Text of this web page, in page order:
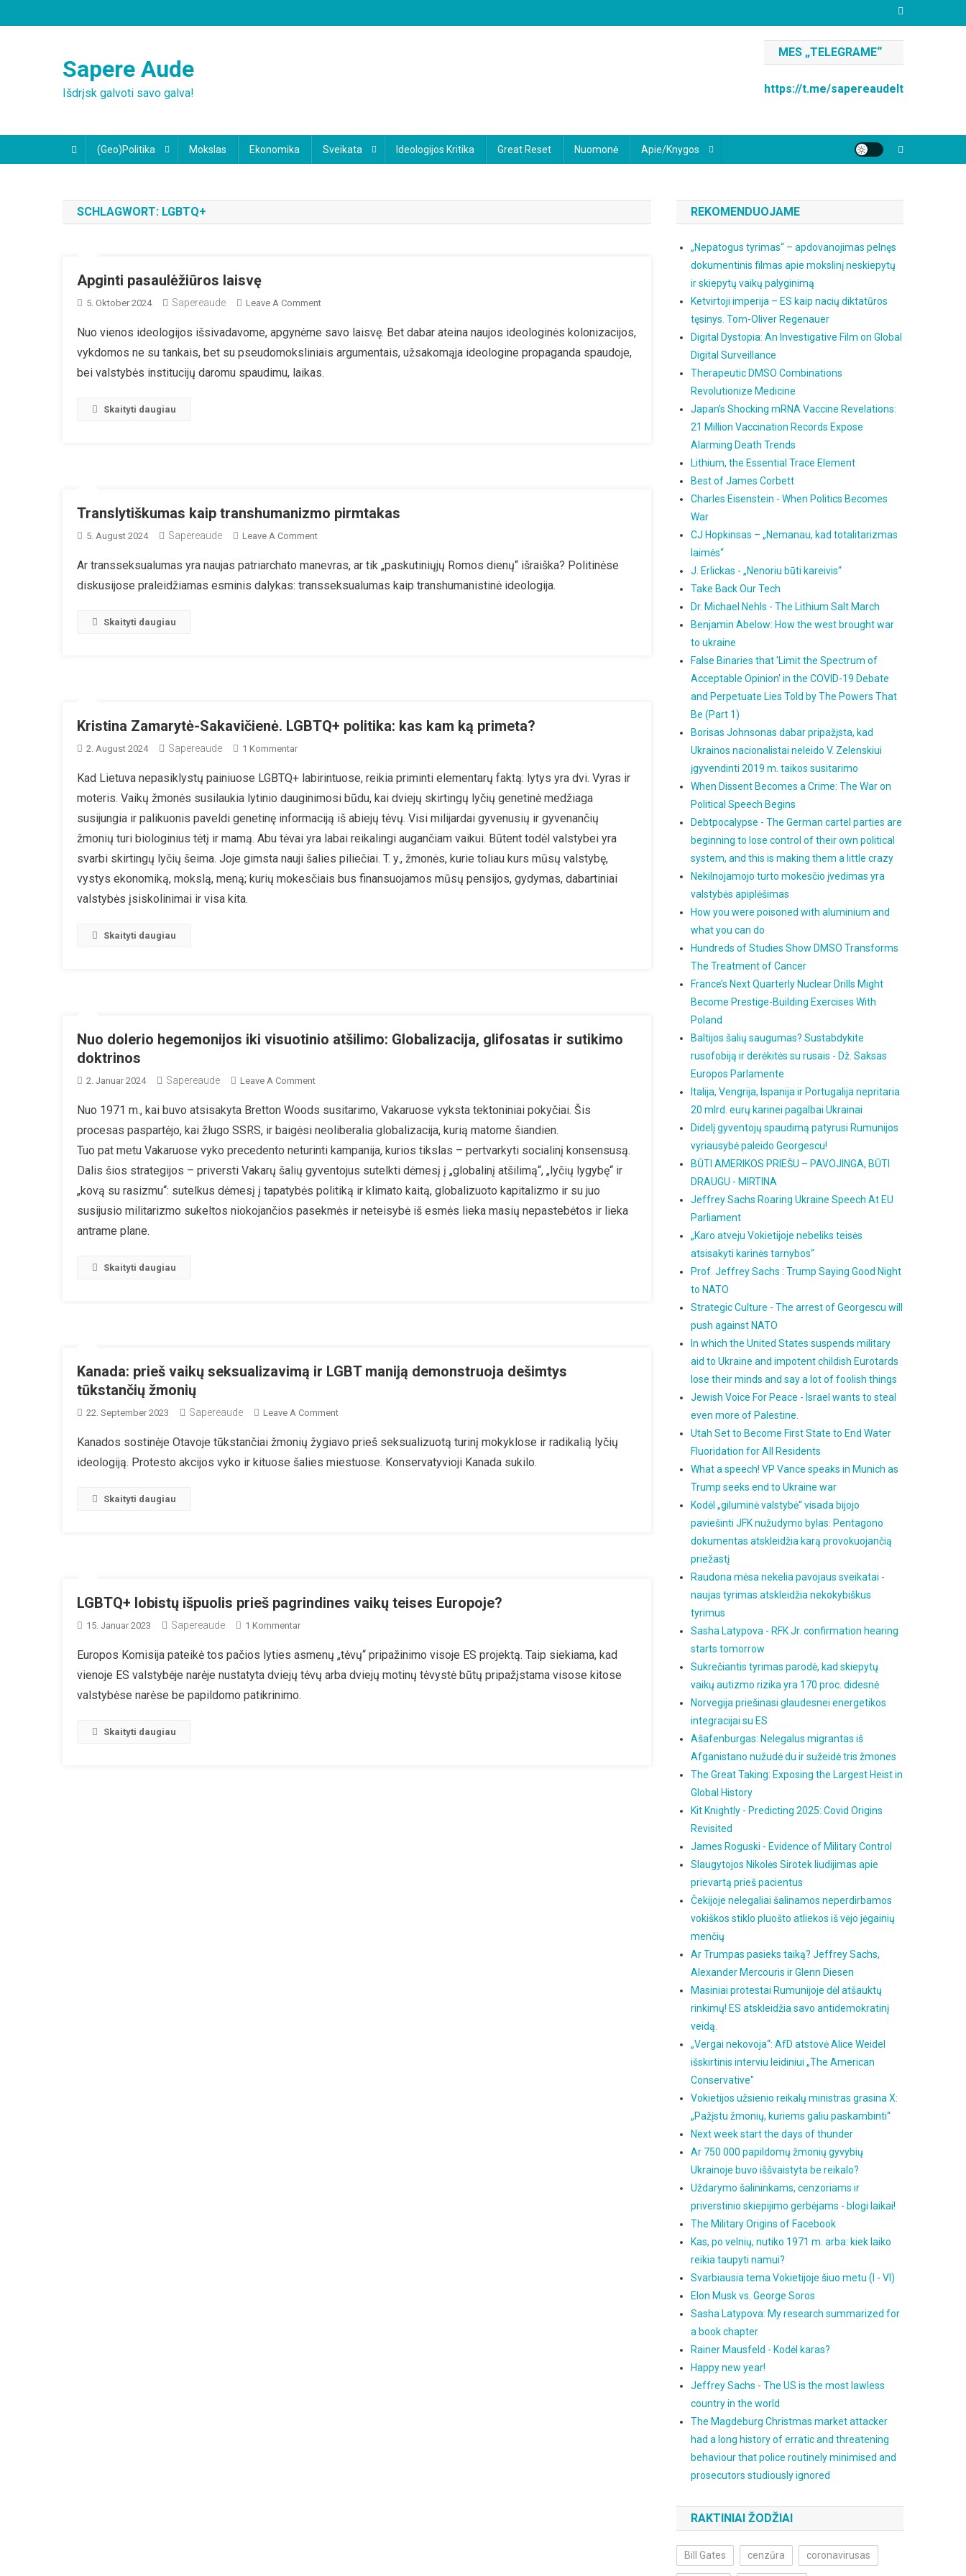
to
Sapere Aude
Išdrįsk galvoti savo galva!
MES „TELEGRAME“
https://t.me/sapereaudelt
(Geo)Politika Mokslas Ekonomika Sveikata Ideologijos Kritika Great Reset Nuomonė Apie/knygos
SCHLAGWORT: LGBTQ+
Apginti pasaulėžiūros laisvę
5. Oktober 2024 Sapereaude Leave A CommentOn
Pasaulėžiūros
Laisvę
Nuo vienos ideologijos išsivadavome, apgynėme savo laisvę. Bet dabar ateina naujos ideologinės kolonizacijos,
vykdomos ne su tankais, bet su pseudomoksliniais argumentais, užsakomąja ideologine propaganda spaudoje,
bei valstybės institucijų daromu spaudimu, laikas.
Skaityti daugiau
Translytiškumas kaip transhumanizmo pirmtakas
5. August 2024 Sapereaude Leave A CommentOn
Kaip
Transhumanizmo
Ar transseksualumas yra naujas patriarchato manevras, ar tik „paskutiniųjų Romos dienų“ išraiška? Politinėse
diskusijose praleidžiamas esminis dalykas: transseksualumas kaip transhumanistinė ideologija.
Skaityti daugiau
Kristina Zamarytė-Sakavičienė. LGBTQ+ politika: kas kam ką primeta?
2. August 2024 Sapereaude 1 KommentarZu
Zamarytė-
Sakavičienė.
LGBTQ+
Kas
Kam
Ką
Kad Lietuva nepasiklystų painiuose LGBTQ+ labirintuose, reikia priminti elementarų faktą: lytys yra dvi. Vyras ir
moteris. Vaikų žmonės susilaukia lytinio dauginimosi būdu, kai dviejų skirtingų lyčių genetinė medžiaga
susijungia ir palikuonis paveldi genetinę informaciją iš abiejų tėvų. Visi milijardai gyvenusių ir gyvenančių
žmonių turi biologinius tėtį ir mamą. Abu tėvai yra labai reikalingi augančiam vaikui. Būtent todėl valstybei yra
svarbi skirtingų lyčių šeima. Joje gimsta nauji šalies piliečiai. T. y., žmonės, kurie toliau kurs mūsų valstybę,
vystys ekonomiką, mokslą, meną; kurių mokesčiais bus finansuojamos mūsų pensijos, gydymas, dabartiniai
valstybės įsiskolinimai ir visa kita.
Skaityti daugiau
Nuo dolerio hegemonijos iki visuotinio atšilimo: Globalizacija, glifosatas ir sutikimo
doktrinos
2. Januar 2024 Sapereaude Leave A CommentOn
Dolerio
Hegemonijos
Iki
Atšilimo:
Globalizacija,
Glifosatas
Nuo 1971 m., kai buvo atsisakyta Bretton Woods susitarimo, Vakaruose vyksta tektoniniai pokyčiai. Šis
procesas paspartėjo, kai žlugo SSRS, ir baigėsi neoliberalia globalizacija, kurią matome šiandien.
Tuo pat metu Vakaruose vyko precedento neturinti kampanija, kurios tikslas – pertvarkyti socialinį konsensusą.
Dalis šios strategijos – priversti Vakarų šalių gyventojus sutelkti dėmesį į „globalinį atšilimą“, „lyčių lygybę“ ir
„kovą su rasizmu“: sutelkus dėmesį į tapatybės politiką ir klimato kaitą, globalizuoto kapitalizmo ir su juo
susijusio militarizmo sukeltos niokojančios pasekmės ir neteisybė iš esmės lieka masių nepastebėtos ir lieka
antrame plane.
Skaityti daugiau
Kanada: prieš vaikų seksualizavimą ir LGBT maniją demonstruoja dešimtys
tūkstančių žmonių
22. September 2023 Sapereaude Leave A CommentOn
Prieš
Vaikų
Kanados sostinėje Otavoje tūkstančiai žmonių žygiavo prieš seksualizuotą turinį mokyklose ir radikalią lyčių
ideologiją. Protesto akcijos vyko ir kituose šalies miestuose. Konservatyvioji Kanada sukilo.
Skaityti daugiau
LGBTQ+ lobistų išpuolis prieš pagrindines vaikų teises Europoje?
15. Januar 2023 Sapereaude 1 KommentarZu
Lobistų
Išpuolis
Europos Komisija pateikė tos pačios lyties asmenų „tėvų“ pripažinimo visoje ES projektą. Taip siekiama, kad
vienoje ES valstybėje narėje nustatyta dviejų tėvų arba dviejų motinų tėvystė būtų pripažįstama visose kitose
valstybėse narėse be papildomo patikrinimo.
Skaityti daugiau
REKOMENDUOJAME
„Nepatogus tyrimas“ – apdovanojimas pelnęs
dokumentinis filmas apie mokslinį neskiepytų
ir skiepytų vaikų palyginimą
Ketvirtoji imperija – ES kaip nacių diktatūros
tęsinys. Tom-Oliver Regenauer
Digital Dystopia: An Investigative Film on Global
Digital Surveillance
Therapeutic DMSO Combinations
Revolutionize Medicine
Japan’s Shocking mRNA Vaccine Revelations:
21 Million Vaccination Records Expose
Alarming Death Trends
Lithium, the Essential Trace Element
Best of James Corbett
Charles Eisenstein - When Politics Becomes
War
CJ Hopkinsas – „Nemanau, kad totalitarizmas
laimės“
J. Erlickas - „Nenoriu būti kareivis“
Take Back Our Tech
Dr. Michael Nehls - The Lithium Salt March
Benjamin Abelow: How the west brought war
to ukraine
False Binaries that 'Limit the Spectrum of
Acceptable Opinion' in the COVID-19 Debate
and Perpetuate Lies Told by The Powers That
Be (Part 1)
Borisas Johnsonas dabar pripažįsta, kad
Ukrainos nacionalistai neleido V. Zelenskiui
įgyvendinti 2019 m. taikos susitarimo
When Dissent Becomes a Crime: The War on
Political Speech Begins
Debtpocalypse - The German cartel parties are
beginning to lose control of their own political
system, and this is making them a little crazy
Nekilnojamojo turto mokesčio įvedimas yra
valstybės apiplėšimas
How you were poisoned with aluminium and
what you can do
Hundreds of Studies Show DMSO Transforms
The Treatment of Cancer
France’s Next Quarterly Nuclear Drills Might
Become Prestige-Building Exercises With
Poland
Baltijos šalių saugumas? Sustabdykite
rusofobiją ir derėkitės su rusais - Dž. Saksas
Europos Parlamente
Italija, Vengrija, Ispanija ir Portugalija nepritaria
20 mlrd. eurų karinei pagalbai Ukrainai
Didelį gyventojų spaudimą patyrusi Rumunijos
vyriausybė paleido Georgescu!
BŪTI AMERIKOS PRIEŠU – PAVOJINGA, BŪTI
DRAUGU - MIRTINA
Jeffrey Sachs Roaring Ukraine Speech At EU
Parliament
„Karo atveju Vokietijoje nebeliks teisės
atsisakyti karinės tarnybos“
Prof. Jeffrey Sachs : Trump Saying Good Night
to NATO
Strategic Culture - The arrest of Georgescu will
push against NATO
In which the United States suspends military
aid to Ukraine and impotent childish Eurotards
lose their minds and say a lot of foolish things
Jewish Voice For Peace - Israel wants to steal
even more of Palestine.
Utah Set to Become First State to End Water
Fluoridation for All Residents
What a speech! VP Vance speaks in Munich as
Trump seeks end to Ukraine war
Kodėl „giluminė valstybė“ visada bijojo
paviešinti JFK nužudymo bylas: Pentagono
dokumentas atskleidžia karą provokuojančią
priežastį
Raudona mėsa nekelia pavojaus sveikatai -
naujas tyrimas atskleidžia nekokybiškus
tyrimus
Sasha Latypova - RFK Jr. confirmation hearing
starts tomorrow
Sukrečiantis tyrimas parodė, kad skiepytų
vaikų autizmo rizika yra 170 proc. didesnė
Norvegija priešinasi glaudesnei energetikos
integracijai su ES
Ašafenburgas: Nelegalus migrantas iš
Afganistano nužudė du ir sužeidė tris žmones
The Great Taking: Exposing the Largest Heist in
Global History
Kit Knightly - Predicting 2025: Covid Origins
Revisited
James Roguski - Evidence of Military Control
Slaugytojos Nikolės Sirotek liudijimas apie
prievartą prieš pacientus
Čekijoje nelegaliai šalinamos neperdirbamos
vokiškos stiklo pluošto atliekos iš vėjo jėgainių
menčių
Ar Trumpas pasieks taiką? Jeffrey Sachs,
Alexander Mercouris ir Glenn Diesen
Masiniai protestai Rumunijoje dėl atšauktų
rinkimų! ES atskleidžia savo antidemokratinį
veidą.
„Vergai nekovoja“: AfD atstovė Alice Weidel
išskirtinis interviu leidiniui „The American
Conservative"
Vokietijos užsienio reikalų ministras grasina X:
„Pažįstu žmonių, kuriems galiu paskambinti“
Next week start the days of thunder
Ar 750 000 papildomų žmonių gyvybių
Ukrainoje buvo iššvaistyta be reikalo?
Uždarymo šalininkams, cenzoriams ir
priverstinio skiepijimo gerbėjams - blogi laikai!
The Military Origins of Facebook
Kas, po velnių, nutiko 1971 m. arba: kiek laiko
reikia taupyti namui?
Svarbiausia tema Vokietijoje šiuo metu (I - VI)
Elon Musk vs. George Soros
Sasha Latypova: My research summarized for
a book chapter
Rainer Mausfeld - Kodėl karas?
Happy new year!
Jeffrey Sachs - The US is the most lawless
country in the world
The Magdeburg Christmas market attacker
had a long history of erratic and threatening
behaviour that police routinely minimised and
prosecutors studiously ignored
RAKTINIAI ŽODŽIAI
Bill Gates cenzūra coronavirusas